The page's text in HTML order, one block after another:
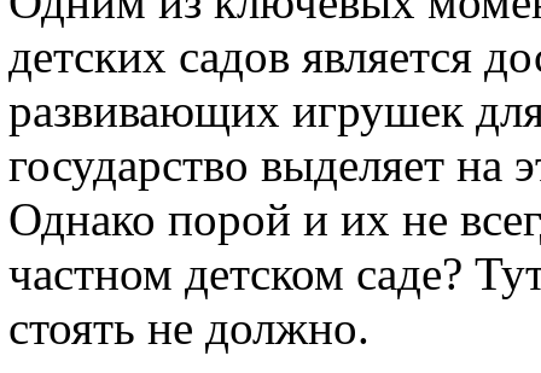
детских садов является
развивающих игрушек
государство выделяет на
Однако порой и их не
частном детском саде?
стоять не должно.